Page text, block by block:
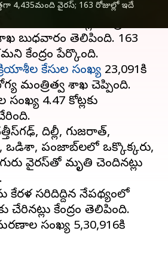
4,435మంది వైరస్; 163 రోజుల్లో ఇదే
4,435 కొత్తకోవిడ్ కేసులు
మరణించినట్లు కేంద్ర
బుధవారం తెలిపింది. 163
కేంద్రం పేర్కొంది.
కేసుల సంఖ్య23,091కి
మంత్రిత్వ శాఖ చెప్పింది.
4.47 కోట్లకు
దిల్లీ, గుజరాత్,
పంజాబ్‌లలో ఒక్కొక్కరు,
వైరస్‌తో మృతి చెందినట్లు
కేరళ సరిదిద్దిన నేపథ్యంలో
చేరినట్లు కేంద్రం తెలిపింది.
సంఖ్య 5,30,916కి